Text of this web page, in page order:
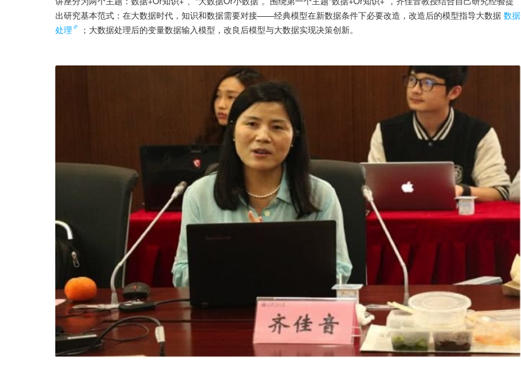
出研究基本范式：在大数据时代，知识和数据需要对接——经典模型在新数据条件下必要改造，改造后的模型指导大数据 数据
处理
；大数据处理后的变量数据输入模型，改良后模型与大数据实现决策创新。